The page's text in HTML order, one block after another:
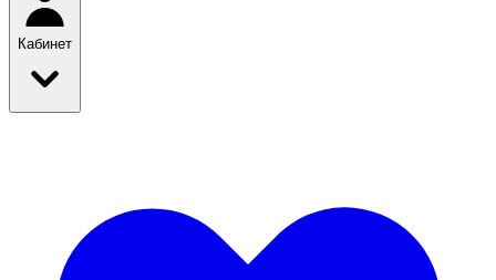
Кабинет